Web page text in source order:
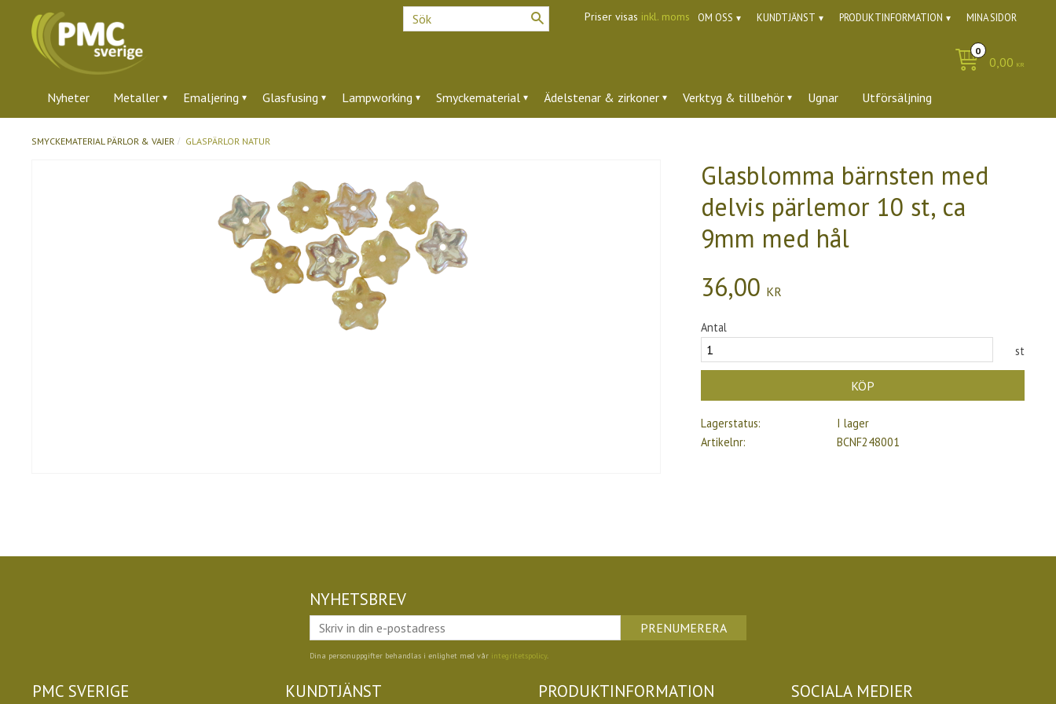
OM OSS KUNDTJÄNST PRODUKTINFORMATION MINA SIDOR
Priser visas inkl. moms
0,00 KR
Nyheter Metaller Emaljering Glasfusing Lampworking Smyckematerial Ädelstenar & zirkoner Verktyg & tillbehör Ugnar Utförsäljning
SMYCKEMATERIAL PÄRLOR & VAJER GLASPÄRLOR NATUR
Glasblomma bärnsten med
delvis pärlemor 10 st, ca
9mm med hål
36,00 KR
Antal
st
KÖP
Lagerstatus
I lager
Artikelnr
BCNF248001
NYHETSBREV
PRENUMERERA
Dina personuppgifter behandlas i enlighet med vår integritetspolicy.
PMC SVERIGE KUNDTJÄNST PRODUKTINFORMATION SOCIALA MEDIER